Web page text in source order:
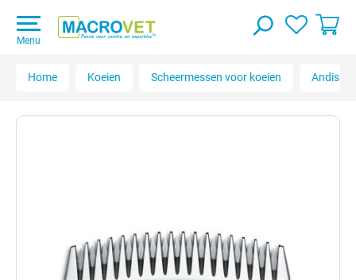
Menu
Home Koeien Scheermessen voor koeien Andis